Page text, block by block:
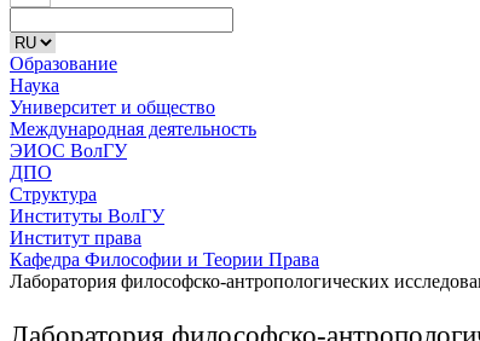
Образование
Наука
Университет и общество
Международная деятельность
ЭИОС ВолГУ
ДПО
Структура
Институты ВолГУ
Институт права
Кафедра Философии и Теории Права
Лаборатория философско-антропологических